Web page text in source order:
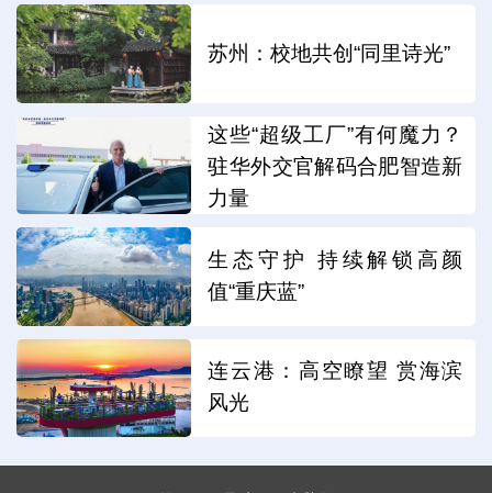
苏州：校地共创“同里诗光”
这些“超级工厂”有何魔力？
驻华外交官解码合肥智造新
力量
生态守护 持续解锁高颜
值“重庆蓝”
连云港：高空瞭望 赏海滨
风光